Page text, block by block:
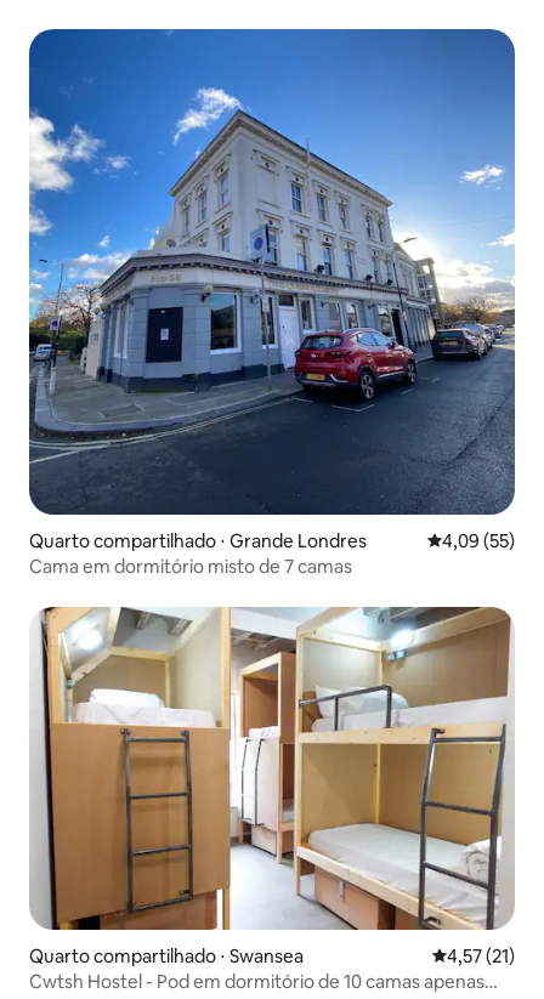
Quarto compartilhado ⋅ Grande Londres 4,09 de uma
4,09 (55)
Cama em dormitório misto de 7 camas
Quarto compartilhado ⋅ Swansea 4,57 de uma
4,57 (21)
Cwtsh Hostel - Pod em dormitório de 10 camas apenas